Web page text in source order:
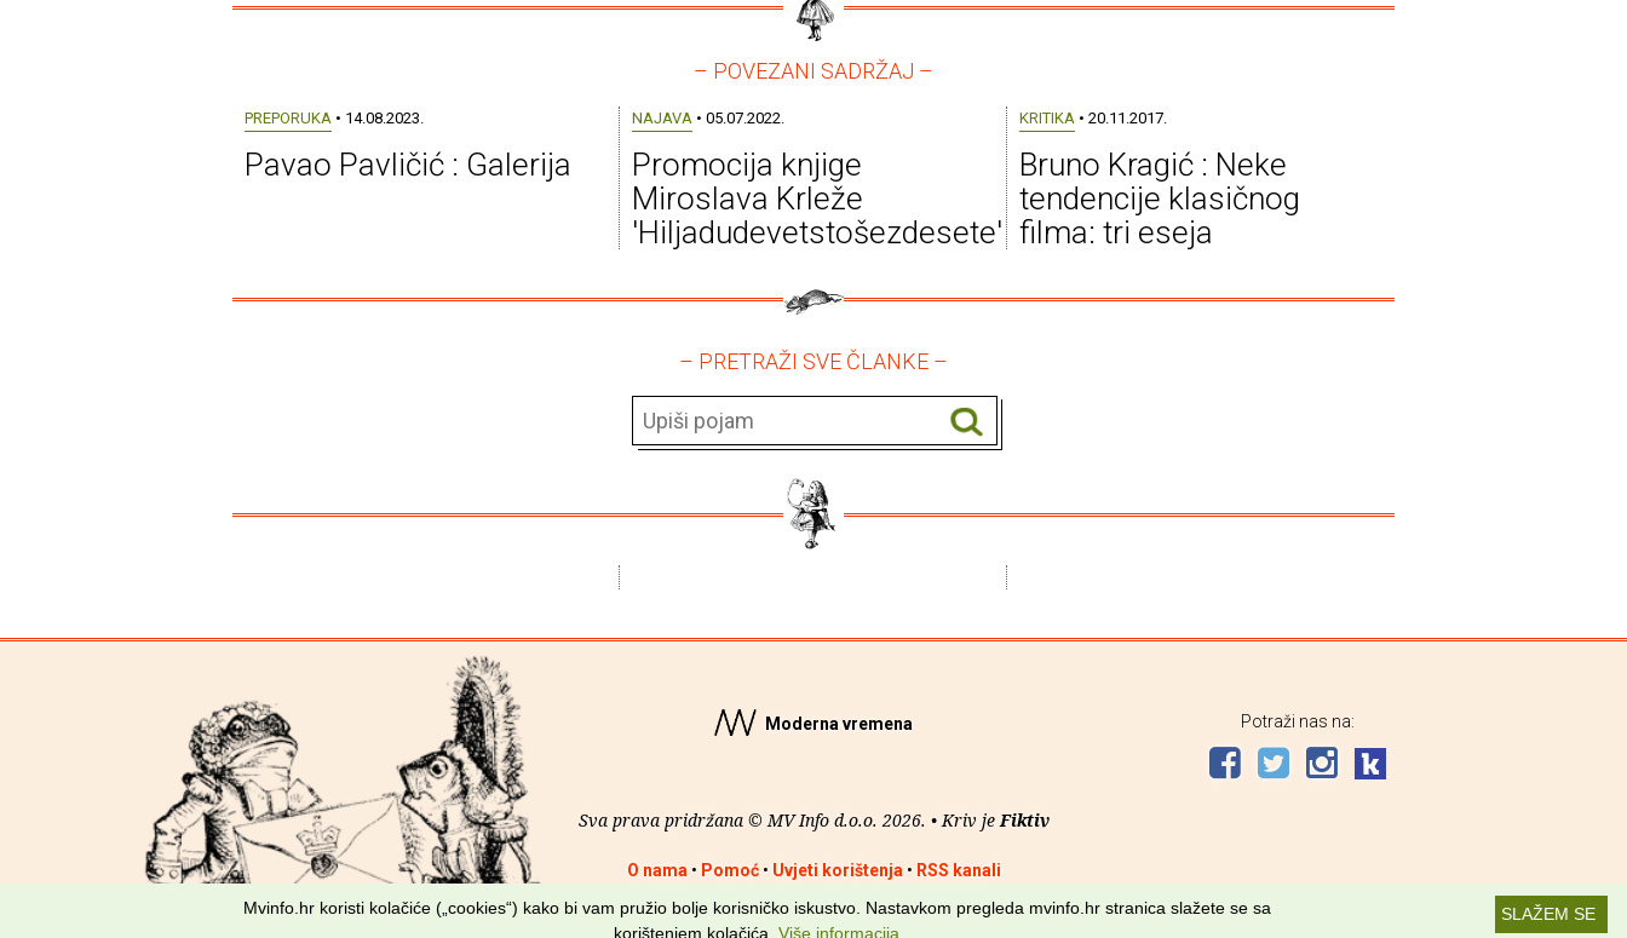
– POVEZANI SADRŽAJ –
PREPORUKA • 14.08.2023.
Pavao Pavličić : Galerija
NAJAVA • 05.07.2022.
Promocija knjige
Miroslava Krleže
'Hiljadudevetstošezdesete'
KRITIKA • 20.11.2017.
Bruno Kragić : Neke
tendencije klasičnog
filma: tri eseja
– PRETRAŽI SVE ČLANKE –
Moderna vremena
Sva prava pridržana © MV Info d.o.o. 2026. • Kriv je Fiktiv
O nama • Pomoć• Uvjeti korištenja • RSS kanali
Potraži nas na:
SLAŽEM SE
Mvinfo.hr koristi kolačiće („cookies“) kako bi vam pružio bolje korisničko iskustvo. Nastavkom pregleda mvinfo.hr stranica slažete se sa
korištenjem kolačića.Više informacija